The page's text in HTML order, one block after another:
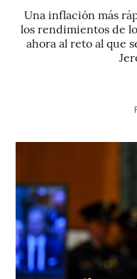
Una inflación más
los rendimientos de
ahora al reto al que